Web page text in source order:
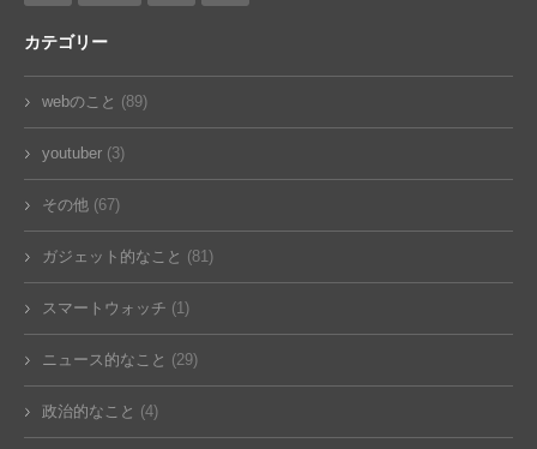
カテゴリー
webのこと (89)
youtuber (3)
その他 (67)
ガジェット的なこと (81)
スマートウォッチ (1)
ニュース的なこと (29)
政治的なこと (4)